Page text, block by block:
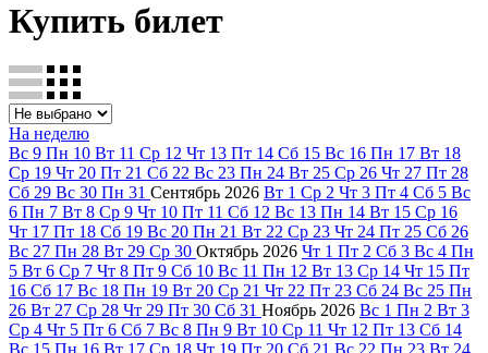
Купить билет
На неделю
Вс 9 Пн 10 Вт 11 Ср 12 Чт 13 Пт 14 Сб 15 Вс 16 Пн 17 Вт 18
Ср 19 Чт 20 Пт 21 Сб 22 Вс 23 Пн 24 Вт 25 Ср 26 Чт 27 Пт 28
Сб 29 Вс 30 Пн 31 Сентябрь 2026 Вт 1 Ср 2 Чт 3 Пт 4 Сб 5 Вс
6 Пн 7 Вт 8 Ср 9 Чт 10 Пт 11 Сб 12 Вс 13 Пн 14 Вт 15 Ср 16
Чт 17 Пт 18 Сб 19 Вс 20 Пн 21 Вт 22 Ср 23 Чт 24 Пт 25 Сб 26
Вс 27 Пн 28 Вт 29 Ср 30 Октябрь 2026 Чт 1 Пт 2 Сб 3 Вс 4 Пн
5 Вт 6 Ср 7 Чт 8 Пт 9 Сб 10 Вс 11 Пн 12 Вт 13 Ср 14 Чт 15 Пт
16 Сб 17 Вс 18 Пн 19 Вт 20 Ср 21 Чт 22 Пт 23 Сб 24 Вс 25 Пн
26 Вт 27 Ср 28 Чт 29 Пт 30 Сб 31 Ноябрь 2026 Вс 1 Пн 2 Вт 3
Ср 4 Чт 5 Пт 6 Сб 7 Вс 8 Пн 9 Вт 10 Ср 11 Чт 12 Пт 13 Сб 14
Вс 15 Пн 16 Вт 17 Ср 18 Чт 19 Пт 20 Сб 21 Вс 22 Пн 23 Вт 24